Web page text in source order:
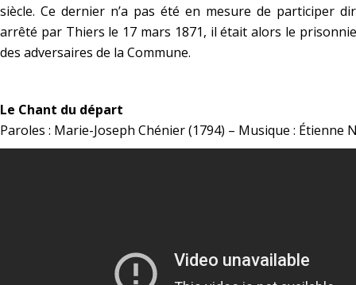
siècle. Ce dernier n’a pas été en mesure de participer
arrêté par Thiers le 17 mars 1871, il était alors le
des adversaires de la Commune.
Le Chant du départ
Paroles : Marie-Joseph Chénier (1794) – Musique : Étienne